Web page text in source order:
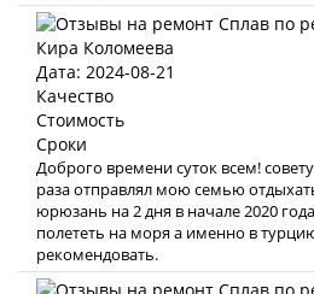
Кира Коломеева
Дата: 2024-08-21
Качество
Стоимость
Сроки
Доброго времени суток всем!
раза отправлял мою семью
юрюзань на 2 дня в начале 2020
полететь на моря а именно в
рекомендовать.